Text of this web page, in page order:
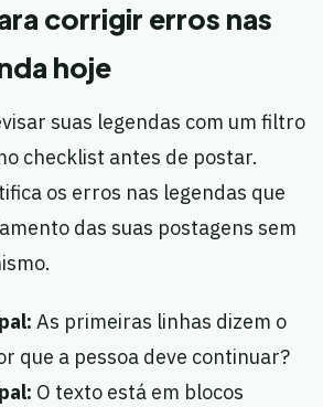
corrigir erros nas
hoje
suas legendas com um filtro
checklist antes de postar.
os erros nas legendas que
das suas postagens sem
As primeiras linhas dizem o
que a pessoa deve continuar?
O texto está em blocos